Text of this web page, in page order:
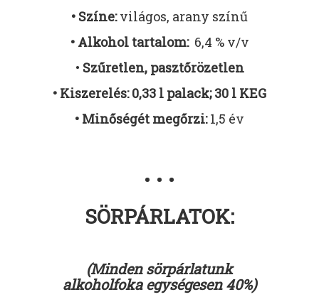
• Színe:világos, arany színű
• Alkohol tartalom:6,4 % v/v
• Szűretlen, pasztőrözetlen
• Kiszerelés: 0,33 l palack; 30 l KEG
• Minőségét megőrzi:1,5 év
• • •
SÖRPÁRLATOK:
(Minden sörpárlatunk
alkoholfoka egységesen 40%)